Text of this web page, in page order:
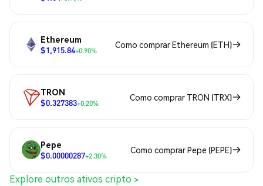
Ethereum
$1,915.84+0.90%
Como comprar Ethereum (ETH)
TRON
$0.327383+0.20%
Como comprar TRON (TRX)
Pepe
$0.00000287+2.30%
Como comprar Pepe (PEPE)
Explore outros ativos cripto >